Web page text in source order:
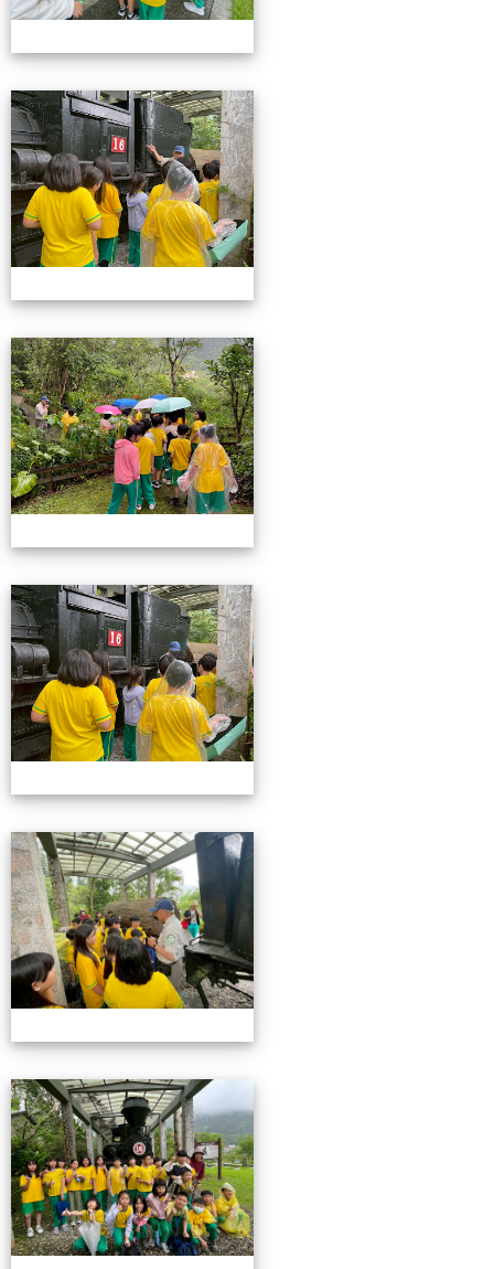
115池南校外教學
115池南校外教學
115池南校外教學